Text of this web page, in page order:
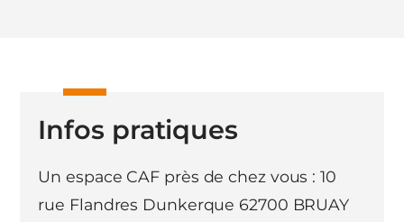
Infos pratiques
Un espace CAF près de chez vous : 10
rue Flandres Dunkerque 62700 BRUAY